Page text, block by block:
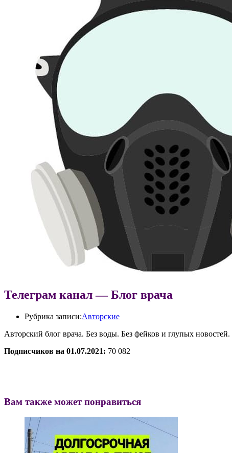
Телеграм канал — Блог врача
Рубрика записи:Авторские
Авторский блог врача. Без воды. Без фейков и глупых
Подписчиков на 01.07.2021: 70 082
Вам также может понравиться